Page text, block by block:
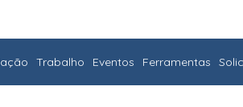
Trabalho Eventos Ferramentas